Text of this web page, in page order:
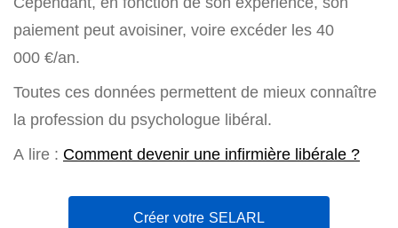
paiement peut avoisiner, voire excéder les 40
000 €/an.
Toutes ces données permettent de mieux connaître
la profession du psychologue libéral.
A lire : Comment devenir une infirmière libérale ?
Créer votre SELARL